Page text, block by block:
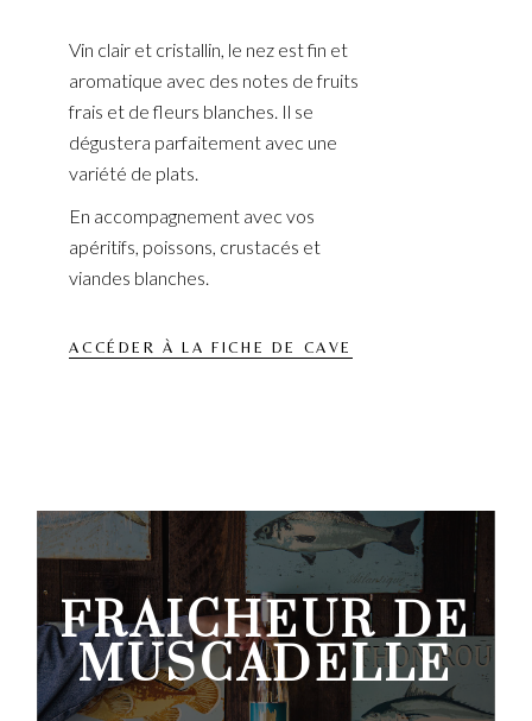
Vin clair et cristallin, le nez est fin et
aromatique avec des notes de fruits
frais et de fleurs blanches. Il se
dégustera parfaitement avec une
variété de plats.
En accompagnement avec vos
apéritifs, poissons, crustacés et
viandes blanches.
ACCÉDER À LA FICHE DE CAVE
FRAICHEUR DE
MUSCADELLE